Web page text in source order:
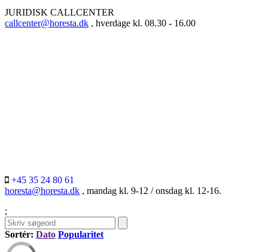
JURIDISK CALLCENTER
callcenter@horesta.dk , hverdage kl. 08.30 - 16.00
+45 35 24 80 61
horesta@horesta.dk , mandag kl. 9-12 / onsdag kl. 12-16.
;
Sortér: Dato Popularitet